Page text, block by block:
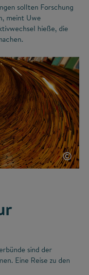
sollten Forschung
meint Uwe
hieße, die
©
sind der
Eine Reise zu den